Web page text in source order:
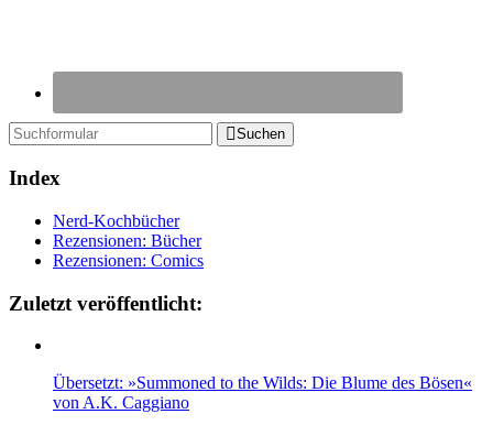
Suchen
Index
Nerd-Kochbücher
Rezensionen: Bücher
Rezensionen: Comics
Zuletzt veröffentlicht:
Übersetzt: »Summoned to the Wilds: Die Blume des Bösen«
von A.K. Caggiano